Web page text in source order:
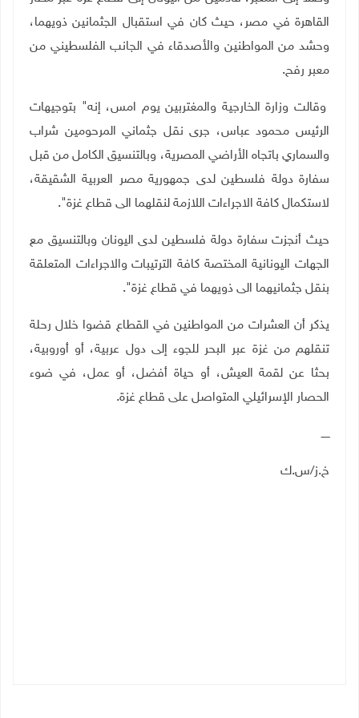
القاهرة في مصر، حيث كان في استقبال الجثمانين ذويهما،
وحشد من المواطنين والأصدقاء في الجانب الفلسطيني من
معبر رفح.
وقالت وزارة الخارجية والمغتربين يوم امس، إنه" بتوجيهات
الرئيس محمود عباس، جرى نقل جثماني المرحومين شراب
والسماري باتجاه الأراضي المصرية، وبالتنسيق الكامل من قبل
سفارة دولة فلسطين لدى جمهورية مصر العربية الشقيقة،
لاستكمال كافة الاجراءات اللازمة لنقلهما الى قطاع غزة".
حيث أنجزت سفارة دولة فلسطين لدى اليونان وبالتنسيق مع
الجهات اليونانية المختصة كافة الترتيبات والاجراءات المتعلقة
بنقل جثمانيهما الى ذويهما في قطاع غزة".
يذكر أن العشرات من المواطنين في القطاع قضوا خلال رحلة
تنقلهم من غزة عبر البحر للجوء إلى دول عربية، أو أوروبية،
بحثا عن لقمة العيش، أو حياة أفضل، أو عمل، في ضوء
الحصار الإسرائيلي المتواصل على قطاع غزة.
ـــــ
خ.ز/س.ك